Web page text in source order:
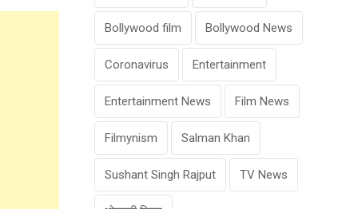
Bollywood film Bollywood News
Coronavirus Entertainment
Entertainment News Film News
Filmynism Salman Khan
Sushant Singh Rajput TV News